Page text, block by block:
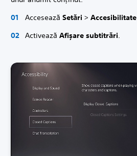
Accesează Setări > Accesibilitate
Activează Afișare subtitrări.